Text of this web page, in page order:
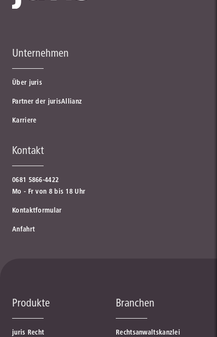
Unternehmen
Über juris
Partner der jurisAllianz
Karriere
Kontakt
0681 5866-4422
Mo - Fr von 8 bis 18 Uhr
Kontaktformular
Anfahrt
Produkte
juris Recht
Branchen
Rechtsanwaltskanzlei